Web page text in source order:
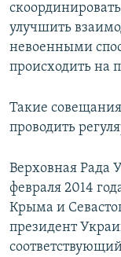
улучшить
невоенными
происходить на
Такие
проводить
Верховная Рада
февраля 2014
Крыма и
президент